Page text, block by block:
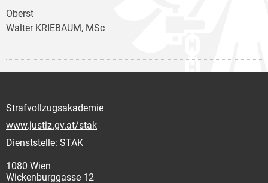
Oberst
Walter KRIEBAUM, MSc
Strafvollzugsakademie
www.justiz.gv.at/stak
Dienststelle: STAK
1080 Wien
Wickenburggasse 12